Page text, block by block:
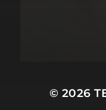
© 2026